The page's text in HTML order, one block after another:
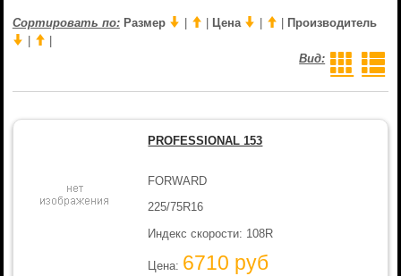
Сортировать по: Размер Цена
Производитель
Вид:
PROFESSIONAL 153
FORWARD
225/75R16
Индекс скорости: 108R
Цена: 6710 руб